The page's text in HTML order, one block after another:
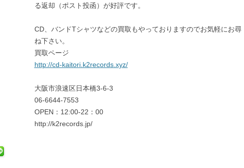
る返却（ポスト投函）が好評です。
CD、バンドTシャツなどの買取もやっておりますのでお気軽にお尋
ね下さい。
買取ページ
http://cd-kaitori.k2records.xyz/
大阪市浪速区日本橋3-6-3
06-6644-7553
OPEN：12:00-22：00
http://k2records.jp/